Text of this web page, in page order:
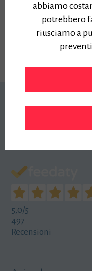
Prezzo:
7200,00
Iva
5,0/5
497
Recensioni
abbiamo
potrebbero
riusciamo a